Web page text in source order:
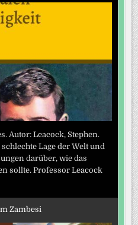
Autor: Leacock, Stephen.
Lage der Welt und
darüber, wie das
sollte. Professor Leacock
Zambesi